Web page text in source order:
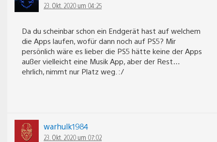
23. Okt. 2020 um 04:25
Da du scheinbar schon ein Endgerät hast auf welchem
die Apps laufen, wofür dann noch auf PS5? Mir
persönlich wäre es lieber die PS5 hätte keine der Apps
außer vielleicht eine Musik App, aber der Rest…
ehrlich, nimmt nur Platz weg. :/
warhulk1984
23. Okt. 2020 um 07:02